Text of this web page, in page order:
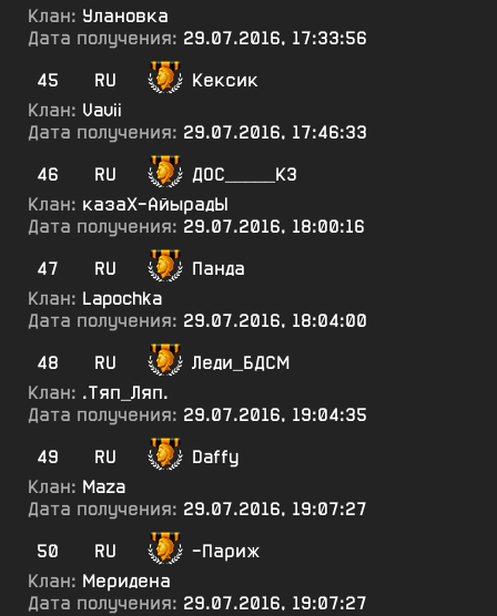
Клан: Улановка
Дата получения: 29.07.2016, 17:33:56
45
RU
Кексик
Клан: Vavii
Дата получения: 29.07.2016, 17:46:33
46
RU
ДОС_____КЗ
Клан: казаХ-АйырадЫ
Дата получения: 29.07.2016, 18:00:16
47
RU
Панда
Клан: Lapochka
Дата получения: 29.07.2016, 18:04:00
48
RU
Леди_БДСМ
Клан: .Тяп_Ляп.
Дата получения: 29.07.2016, 19:04:35
49
RU
Daffy
Клан: Maza
Дата получения: 29.07.2016, 19:07:27
50
RU
-Париж
Клан: Меридена
Дата получения: 29.07.2016, 19:07:27